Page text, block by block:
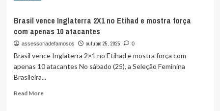
Brasil
encerra
Mundial
Ginástica
Artística
sem
–
Brasil vence Inglaterra 2X1 no Etihad e mostra força
com apenas 10 atacantes
assessoriadefamosos outubro 25, 2025 0
Brasil vence Inglaterra 2×1 no Etihad e mostra força com
apenas 10 atacantes No sábado (25), a Seleção Feminina
Brasileira...
Read MoreRead